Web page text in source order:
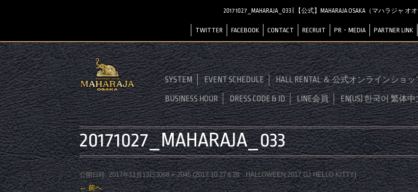
20171027_MAHARAJA_033 | 【公式】MAHARAJA OSAKA（マハラジャ オオ
TWITTER FACEBOOK CONTACT RECRUIT PR・MEDIA PARTNER LINK
SYSTEM EVENT SCHEDULE HALL RENTAL ＆ 公式オンラインショッ
BUSINESS HOUR DRESS CODE & ID LINE会員 EN(US) 한국어 繁体中
20171027_MAHARAJA_033
公開日時: 2017年11月13日3068 × 2045(2017.10.27＆28 HALLOWEEN 2017 DJ HELLO KITTY)
← 前へ